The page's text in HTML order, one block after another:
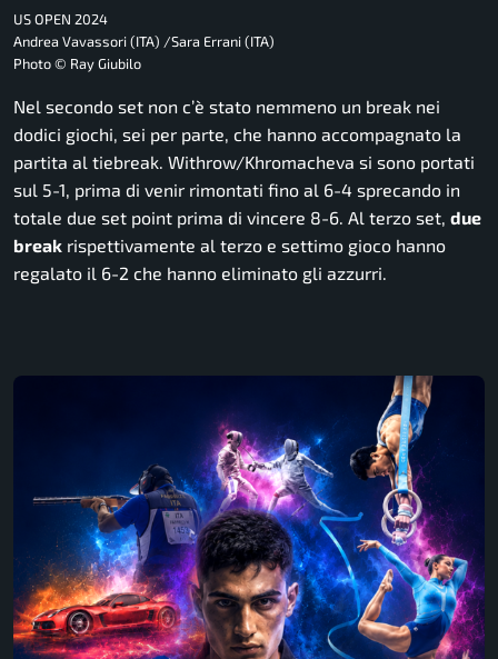
US OPEN 2024
Andrea Vavassori (ITA) /Sara Errani (ITA)
Photo © Ray Giubilo
Nel secondo set non c’è stato nemmeno un break nei
dodici giochi, sei per parte, che hanno accompagnato la
partita al tiebreak. Withrow/Khromacheva si sono portati
sul 5-1, prima di venir rimontati fino al 6-4 sprecando in
totale due set point prima di vincere 8-6. Al terzo set, due
break rispettivamente al terzo e settimo gioco hanno
regalato il 6-2 che hanno eliminato gli azzurri.